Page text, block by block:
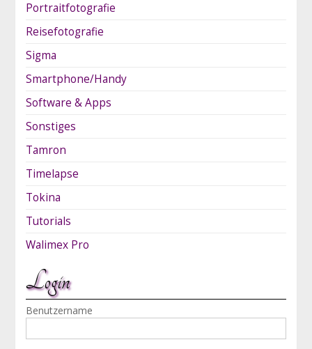
Portraitfotografie
Reisefotografie
Sigma
Smartphone/Handy
Software & Apps
Sonstiges
Tamron
Timelapse
Tokina
Tutorials
Walimex Pro
Login
Benutzername